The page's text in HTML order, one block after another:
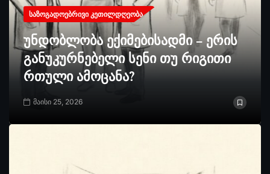
ᲡᲐᲖᲝᲒᲐᲓᲝᲔᲑᲠᲘᲕᲘ ᲙᲔᲗᲘᲚᲓᲦᲔᲝᲑᲐ
უნდობლობა ექიმებისადმი – ერის
განუკურნებელი სენი თუ რიგითი
რთული ამოცანა?
მაისი 25, 2026